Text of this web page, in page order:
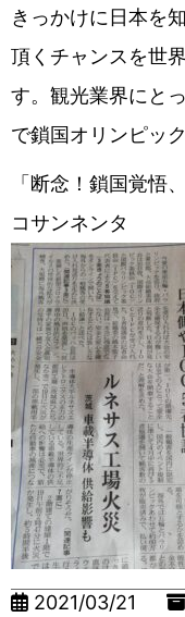
きっかけに日本を
頂くチャンスを世
す。観光業界にと
で鎖国オリンピック
「断念！鎖国覚悟
コサンネンタ
2021/03/21